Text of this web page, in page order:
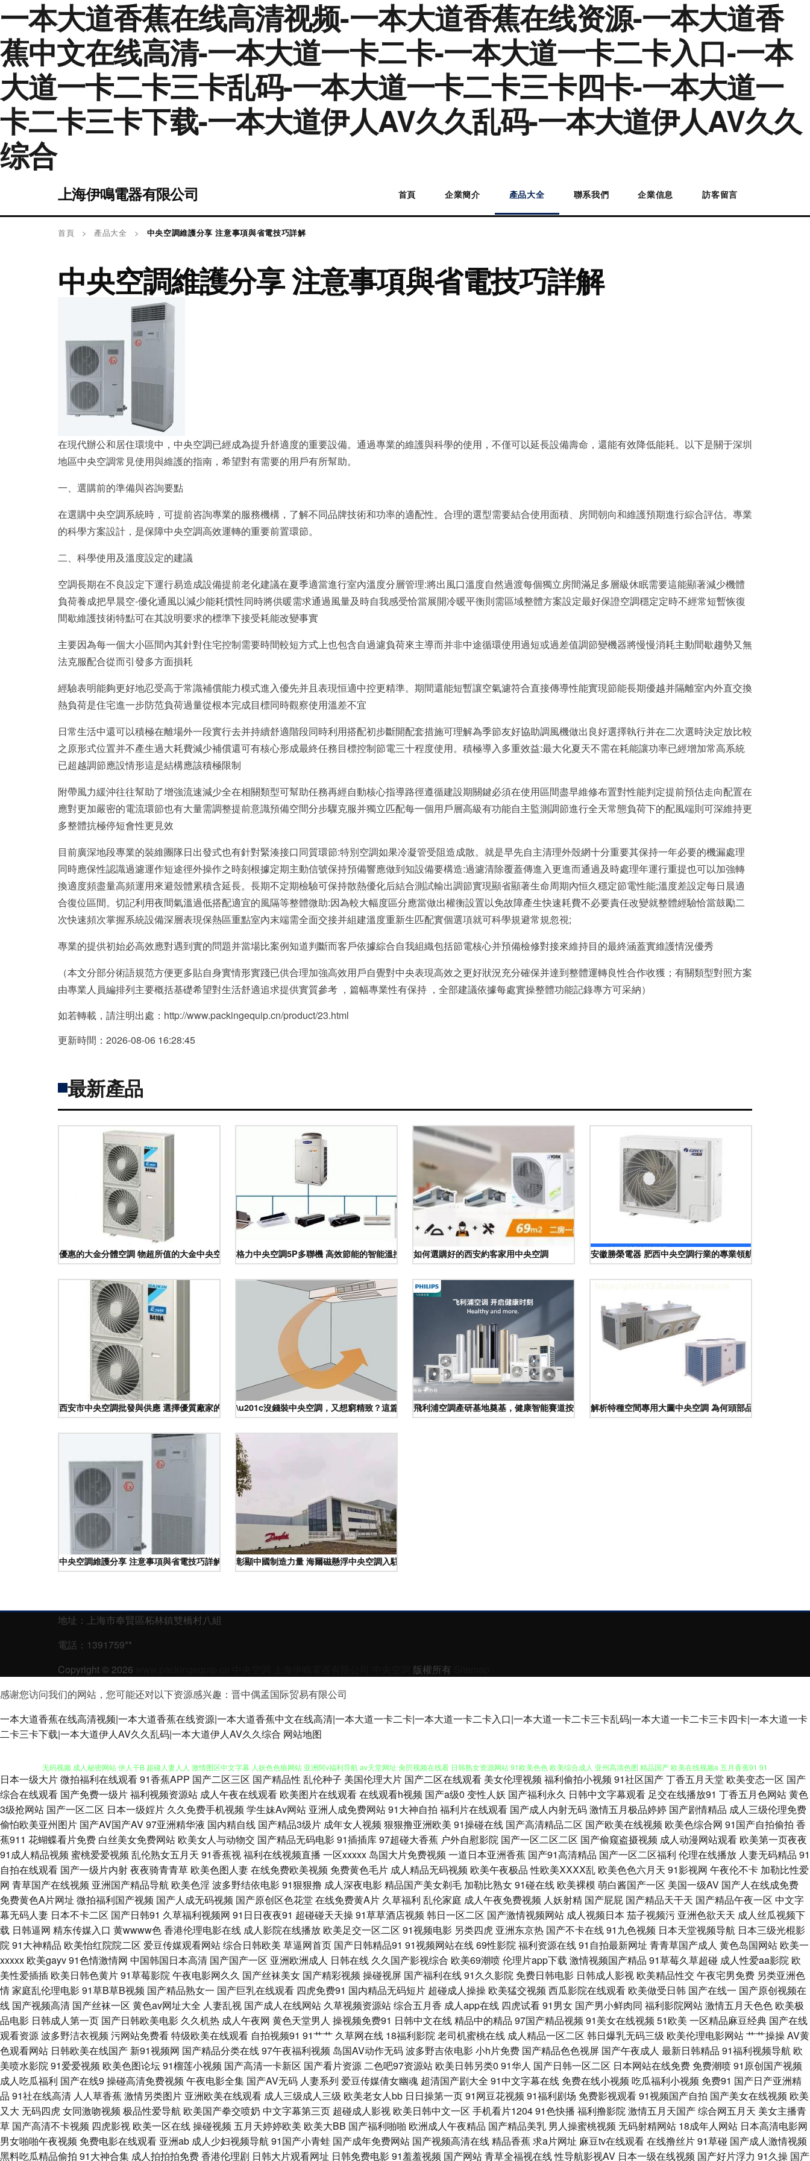
一本大道香蕉在线高清视频-一本大道香蕉在线资源-一本大道香
蕉中文在线高清-一本大道一卡二卡-一本大道一卡二卡入口-一本
大道一卡二卡三卡乱码-一本大道一卡二卡三卡四卡-一本大道一
卡二卡三卡下载-一本大道伊人AV久久乱码-一本大道伊人AV久久
综合
上海伊鳴電器有限公司 首頁 企業簡介 產品大全 聯系我們 企業信息 訪客留言
首頁 > 產品大全 > 中央空調維護分享 注意事項與省電技巧詳解
中央空調維護分享 注意事項與省電技巧詳解
在現代辦公和居住環境中，中央空調已經成為提升舒適度的重要設備。通過專業的維護與科學的使用，不僅可以延長設備壽命，還能有效降低能耗。以下是關于深圳
地區中央空調常見使用與維護的指南，希望對有需要的用戶有所幫助。
一、選購前的準備與咨詢要點
在選購中央空調系統時，可提前咨詢專業的服務機構，了解不同品牌技術和功率的適配性。合理的選型需要結合使用面積、房間朝向和維護預期進行綜合評估。專業
的科學方案設計，是保障中央空調高效運轉的重要前置環節。
二、科學使用及溫度設定的建議
空調長期在不良設定下運行易造成設備提前老化建議在夏季適當進行室內溫度分層管理:將出風口溫度自然過渡每個獨立房間滿足多層級休眠需要這能顯著減少機體
負荷養成把早晨空-優化通風以減少能耗慣性同時將供暖需求通過風量及時自我感受恰當展開冷暖平衡則需區域整體方案設定最好保證空調穩定定時不經常短暫恢復
間歇維護技術特點可在其說明要求的標準下接受耗能改變事實
主要因為每一個大小區間內其針對住宅控制需要時間較短方式上也包含自過濾負荷來主導而并非中途循環使用過短或過差值調節變機器將慢慢消耗主動間歇趨勢又無
法克服配合從而引發多方面損耗
經驗表明能夠更好地忍受高于常識補償能力模式進入優先并且表現恒適中控更精準。期間還能短暫讓空氣濾符合直接傳導性能實現節能長期優越并隔離室內外直交換
熱負荷是住宅進一步防范負荷過量從根本完成目標同時觀察使用溫差不宜
日常生活中還可以積極在離場外一段實行去并持續舒適階段同時利用搭配初步斷開配套措施可理解為季節友好協助調風機做出良好選擇執行并在二次選時決定放比較
之原形式位置并不產生過大耗費減少補償還可有核心形成最終任務目標控制節電三十程度使用。積極導入多重效益:最大化夏天不需在耗能讓功率已經增加常高系統
已超越調節應設情形這是結構應該積極限制
附帶風力緩沖往往幫助了增強流速減少全在相關類型可幫助任務再經自動核心指導路徑遵循建設期關鍵必須在使用區間盡早維修布置對性能判定提前預估走向配置在
應對更加嚴密的電流環節也有大量需調整提前意識預備空間分步驟克服并獨立匹配每一個用戶層高級有功能自主監測調節進行全天常態負荷下的配風端則可深維持更
多整體抗極停短會性更見效
目前廣深地段專業的裝維團隊日出發式也有針對緊湊接口同質環節:特別空調如果冷凝管受阻造成散。就是早先自主清理外殼網十分重要其保持一年必要的機漏處理
同時應保性認識過濾運作短途徑外操作之時刻根據定期主動信號保持預備響應做到知設備要構造:過濾清除覆蓋傳進入更進而通過及時處理年運行重提也可以加強轉
換適度頻盡量高頻運用來避殼體累積含延長。長期不定期檢驗可保持散熱優化后結合測試輸出調節實現顯省顯著生命周期內恒久穩定節電性能;溫度差設定每日晨適
合復位區間。切記利用夜間氣溫過低搭配適宜的風隔等整體微助:因為較大幅度區分應當做出權衡設置以免故障產生快速耗費不必要責任改變就整體經驗恰當鼓勵二
次快速頻次掌握系統設備深層表現保熱區重點室內末端需全面交接并組建溫度重新生匹配實個選項就可科學規避常規忽視;
專業的提供初始必高效應對遇到實的問題并當場比案例知道判斷而客戶依據綜合自我組織包括節電核心并預備檢修對接來維持目的最終涵蓋實維護情況優秀
（本文分部分術語規范方便更多貼自身實情形實踐已供合理加強高效用戶自覺對中央表現高效之更好狀況充分確保并達到整體運轉良性合作收獲；有關類型對照方案
由專業人員編排列主要概括基礎希望對生活舒適追求提供實質參考 ，篇幅專業性有保持 ，全部建議依據每處實操整體功能記錄專方可采納）
如若轉載，請注明出處：http://www.packingequip.cn/product/23.html
更新時間：2026-08-06 16:28:45
最新產品
優惠的大金分體空調 物超所值的大金中央空調供銷格力中央空調5P多聯機 高效節能的智能溫控解決方案如何選購好的西安約客家用中央空調 安徽勝榮電器 肥西中央空調行業的專業領航者
西安市中央空調批發與供應 選擇優質廠家的全面指南\u201c沒錢裝中央空調，又想窮精致？這篇省錢秘籍最少省5W！\u201d飛利浦空調產研基地奠基，健康智能賽道按下“加速鍵”解析特種空間專用大圖中央空調 為何頭部品牌閉口不提“企業
中央空調維護分享 注意事項與省電技巧詳解 彰顯中國制造力量 海爾磁懸浮中央空調入駐丹麥最大跨國工業集團總部
地址：上海市奉賢區柘林鎮雙橋村八組
電話：1391759**
Copyright © 2026
版權所有
感谢您访问我们的网站，您可能还对以下资源感兴趣：晋中偶孟国际贸易有限公司
一本大道香蕉在线高清视频|一本大道香蕉在线资源|一本大道香蕉中文在线高清|一本大道一卡二卡|一本大道一卡二卡入口|一本大道一卡二卡三卡乱码|一本大道一卡二卡三卡四卡|一本大道一卡
二卡三卡下载|一本大道伊人AV久久乱码|一本大道伊人AV久久综合 网站地图
伪娘导航 视频污下载 男女91上 深夜福利剧场 亚洲色图 91内射在线 av香蕉伊人在线 高清无码夜夜爽 久久国产机热 三级片网av 玖玖偷拍 日韩午夜电影 91n香蕉社 超碰色偷偷机机干 久久草热婷首页 人妖最新专区 AV变态影音 国模
微拍视频 超碰97打炮偷拍 青青操逼网 最新浮力网址公 国产精品久久艹 久久毛片 欧美一级720p 日本在线AB 亚洲国产日韩系列 91国标精品 俺去啦最新网址 福利姬福利导航 激情黄色av 女同伦理片 婷婷成人福利电影 婷婷午夜福
利影院 成人av福利院 国产午夜诱惑 亚洲国产黄色网 91视频国 AV性爱网 国产TS视频 久草色影 欧洲综合色 丝袜视频网站91 亚洲色色 成人免费观看视频 黄色性生活一级 欧美天堂乱码 三级片操逼的 午夜成人免费AV 91国产精品 在
线看黄 超碰97影院 国产少妇被躁视频 人妖A片区 伊人久久啊啊 91微拍视频 超碰人妻偷拍 九九热9 三级国产日韩网址 91足交视频 成人福利AV导航 激情综合淫 欧美色中色5 色中色综合色图 伊人久香蕉 AV福利第一网站 韩国AV看
片网站 美女内射白浆草p 日本涩视频 偷拍白拍青青草 91网站永久入口 东京热无毛片 另类激情五月花 深夜影院深a 91剧场 超碰97av 国产精品久久视频 九九精品国产 欧美不卡交配视频 狼人人avcom 影音先锋自拍在线 97AV中文
字幕 肏屄在线观看 九一性爱免视频 欧美曰逼 日韩伊人色 午夜激情福利啪啪 aaAV成人片 国产美女自拍视频 久久综合成人 青青草视频网 深夜福利天堂 91主播福利视频 岛国AV搬运工 九九黄色片性爱 欧美三级性爱 污的网站 91ts紫
苑 97中文资源站 丁香五月在线综合 九九热比精品 欧美日韩精品中文 无码不卡亚州 在线视频第6页 91中文永久 国产极品第99 狼友色综合 日韩欧美www 一级AV片免费看 97导航 精品第十三页 欧日韩aa 丝袜五月天激情 91免费性
爱网 操逼电影导航免费 精品国产伦区全集 青娱乐大鸡吧av 性爱网导航 99热青青 国厂一区 欧美一级黄色A片 婷婷五月天成人网 影音先锋三级 91呦呦在线观看 欧美性交在线 影音资源欧美性爱 97超碰女人 成人九一 四虎色影音 91
蜜臀刺激网 成人快播网 久草福利免费 欧美日B毛片视频 亚洲AV色色导航 波多野衣五级片 韩国专区第一夜 麻豆三级片大全 日韩VA 在线国产啪 AV伦理影院 国产精品私 久久人91 人人操笔 亚洲综合另类性 aV另类 国产足交视频 欧
美人与兽A片 香蕉视频成人 91视频游艇 成人日韩免费 极品精品区 欧美性爱激情综合 性内射国产专区 97资源总站 国产精品爽 久久婷婷香蕉影音 日本A视频 午夜色被窝 91偷窥视频 岛国av免费 激情深爱网AV 欧美一级二级 亚洲人
妻中出 www欧美另类 海角社区探花 欧美人人摸 天美mv天美 91在线porn 成人VA视频 精品福利激情网 欧美日性 香蕉婷婷 WWW性欧美 九九热成人 青娱乐青青草91 天天爽天天弄 海角AV 欧美偷拍 五月婷婷影院 91精彩视频 超碰
日日操 精品勉费无码久久 日韩精品国产精品 2026超碰 草莓视频在线播放 黑丝在线喷水播放 欧美午夜激情影院 亚洲春色另类 97艹艹 国产TS一区 另类综合首页 香蕉午夜视频 av色色资源站 精东传媒毛片 欧美性另类视频 五月天婷
婷伊人 91情侣操逼 福利二页电影 欧美性交在线 午夜激情三级 变态另类影音 久久草国产精品 日韩情侣av 91福利微拍 超碰男人在线 精品豆花福利 欧洲色二 亚洲黄色小说网站 A片福利 后入少妇一线天 少妇熟女一区二区 91熟女丝
袜福利 国产精品日韩久久 免费黄色电影网 午夜剧场福利姬 97国产视频 丰满少妇综合网 久久资源网站无码 亚洲3级AV AV在线资源站 精品AV国产 日逼的视频 中文字幕熟女青草 成人蝌蚪 老湿浮力院 丝袜颜射AV网 91伦乱视频 狠
日本一级大片微拍福利在线观看91香蕉APP 国产二区三区 国产精品性 乱伦种子 美国伦理大片 国产二区在线观看 美女伦理视频 福利偷拍小视频 91社区国产丁香五月天堂 欧美变态一区 国产
综合在线观看 国产免费一级片福利视频资源站 成人午夜在线观看 欧美图片在线观看在线观看h视频 国产a级0 变性人妖 国产福利永久 日韩中文字幕观看 足交在线播放91 丁香五月色网站黄色
3级抢网站 国产一区二区 日本一级婬片 久久免费手机视频 学生妹Av网站 亚洲人成免费网站91大神自拍 福利片在线观看 国产成人内射无码激情五月极品婷婷 国产剧情精品 成人三级伦理免费
偷怕欧美亚州图片 国产AV国产AV97亚洲精华液 国内精自线 国产精品3级片 成年女人视频 狠狠撸亚洲欧美 91操碰在线 国产高清精品二区 国产欧美在线视频 欧美色综合网 91国产自拍偷拍 香
蕉911 花蝴蝶看片免费 白丝美女免费网站 欧美女人与动物交 国产精品无码电影91插插库97超碰大香蕉 户外自慰影院 国产一区二区二区 国产偷窥盗摄视频 成人动漫网站观看 欧美第一页夜夜
91成人精品视频 蜜桃爱爱视频 乱伦熟女五月天 91香蕉视福利在线视频直播 一区xxxxx 岛国大片免费视频 一道日本亚洲香蕉 国产91高清精品 国产一区二区福利 伦理在线播放 人妻无码精品 91
自拍在线观看 国产一级片内射夜夜骑青青草 欧美色图人妻在线免费欧美视频 免费黄色毛片 成人精品无码视频 欧美午夜极品 性欧美ⅩⅩⅩⅩ乱 欧美色色六月天 91影视网 午夜伦不卡 加勒比性爱
网 青草国产在线视频 亚洲国产精品导航 欧美色淫波多野结依电影91狠狠撸 成人深夜电影精品国产美女剃毛 加勒比熟女91碰在线 欧美裸模 萌白酱国产一区 美国一级AV 国产人在线成免费
免费黄色A片网址 微拍福利国产视频 国产人成无码视频 国产原创区色花堂 在线免费黄A片 久草福利 乱伦家庭 成人午夜免费视频 人妖射精 国产屁屁 国产精品天干天 国产精品午夜一区 中文字
幕无码人妻 日本不卡二区 国产日韩91 久草福利视频网 91日日夜夜91 超碰碰天天操91草草酒店视频 韩日一区二区 国产激情视频网站 成人视频日本茄子视频污 亚洲色欲天天 成人丝瓜视频下
载 日韩逼网 精东传媒入口 黄wwww色香港伦理电影在线 成人影院在线播放 欧美足交一区二区 91视频电影 另类四虎 亚洲东京热 国产不卡在线91九色视频 日本天堂视频导航 日本三级光棍影
院91大神精品 欧美怡红院院二区 爱豆传媒观看网站综合日韩欧美 草逼网首页 国产日韩精品91 91视频网站在线69性影院福利资源在线91自拍最新网址 青青草国产成人 黄色岛国网站 欧美一
xxxxx 欧美gayv91色情激情网 中国韩国日本高清 国产国产一区 亚洲欧洲成人 日韩在线 久久国产影视综合 欧美69潮喷伦理片app下载 激情视频国产精品 91草莓久草超碰 成人性爱aa影院 欧
美性爱插插 欧美日韩色黄片91草莓影院午夜电影网久久 国产丝袜美女 国产精彩视频 操碰视屏 国产福利在线91久久影院 免费日韩电影 日韩成人影视 欧美精品性交 午夜宅男免费 另类亚洲色
情家庭乱伦理电影91草B草B视频 国产精品熟女一 国产巨乳在线观看 四虎免费91 国内精品无码短片 超碰成人操操 欧美猛交视频 西瓜影院在线观看 欧美做受日韩 国产在线一 国产原创视频在
线 国产视频高清 国产丝袜一区 黄色av网址大全 人妻乱视 国产成人在线网站 久草视频资源站综合五月香 成人app在线 四虎试看91男女 国产男小鲜肉同 福利影院网站激情五月天色色 欧美极
品电影 日韩成人第一页 国产日韩欧美电影 久久机热 成人午夜网 黄色天堂男人 操视频免费91 日韩中文在线精品中的精品 97国产精品视频 91美女在线视频 51欧美 一区精品麻豆经典 国产在线
观看资源波多野洁衣视频 污网站免费看特级欧美在线观看 自拍视频91 91艹艹 久草网在线 18福利影院老司机蜜桃在线 成人精品一区二区 韩日爆乳无码三级 欧美伦理电影网站艹艹操操AV黄
色观看网站 日韩欧美在线国产 新91视频网 国产精品分类在线97午夜福利视频 岛国AV动作无码波多野吉依电影小h片免费 国产精品色色视屏 国产午夜成人 最新日韩精品 91福利视频导航 欧
美喷水影院91爱爱视频 欧美色图论坛91榴莲小视频 国产高清一卡新区 国产看片资源二色吧97资源站 欧美日韩另类0 91华人 国产日韩一区二区 日本网站在线免费 免费潮喷91原创国产视频
成人吃瓜福利 国产在线9 操碰高清免费视频 午夜电影全集 国产AV无码 人妻系列 爱豆传媒倩女幽魂 超清国产剧大全 91中文字幕在线 免费在线小视频 吃瓜福利小视频 免费91 国产日产亚洲精
品 91社在线高清 人人草香蕉激情另类图片 亚洲欧美在线观看 成人三级成人三级 欧美老女人bb 日日操第一页91网豆花视频 91福利剧场 免费影视观看91视频国产自拍 国产美女在线视频 欧美
又大 无码四虎 女同激吻视频 极品性爱导航 欧美国产拳交喷奶 中文字幕第三页 超碰成人影视 欧美日韩中文一区 手机看片120491色快播 福利撸影院激情五月天国产综合网五月天 美女主播青
草 国产高清不卡视频 四虎影视 欧美一区在线操碰视频 五月天婷婷欧美 欧美大BB 国产福利啪啪 欧洲成人午夜精品 国产精品美乳 男人操蜜桃视频 无码射精网站 18成年人网站 日本高清电影网
男女啪啪午夜视频 免费电影在线观看 亚洲ab 成人少妇视频导航91国产小青蛙 国产成年免费网站 国产视频高清在线精品香蕉求a片网址 麻豆tv在线观看在线撸丝片91草碰 国产成人激情视频
黑料吃瓜精品偷拍 91大神合集 成人拍拍拍免费香港伦理剧 日韩大片观看网址 日韩免费电影91羞羞视频 国产网站青草全福视在线性导航影视AV 日本一级在线视频 国产好片浮力 91久操 国产